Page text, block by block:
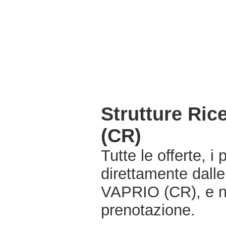
Strutture
(CR)
Tutte le offerte, i
direttamente
VAPRIO (CR), e
prenotazione.